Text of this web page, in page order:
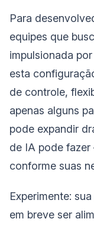
Para
equipes que
impulsionada
esta
de controle,
apenas alguns
pode expandir
de IA pode
conforme suas
Experimente:
em breve ser